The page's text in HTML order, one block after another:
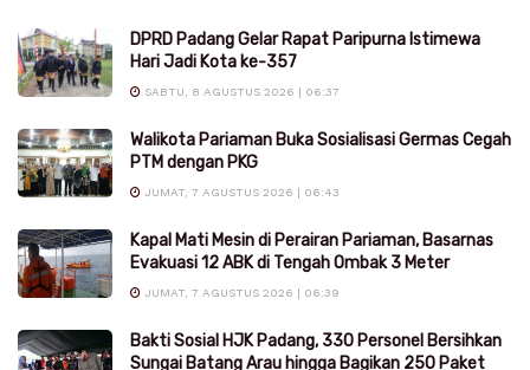
DPRD Padang Gelar Rapat Paripurna Istimewa
Hari Jadi Kota ke-357
SABTU, 8 AGUSTUS 2026 | 06:37
Walikota Pariaman Buka Sosialisasi Germas Cegah
PTM dengan PKG
JUMAT, 7 AGUSTUS 2026 | 06:43
Kapal Mati Mesin di Perairan Pariaman, Basarnas
Evakuasi 12 ABK di Tengah Ombak 3 Meter
JUMAT, 7 AGUSTUS 2026 | 06:39
Bakti Sosial HJK Padang, 330 Personel Bersihkan
Sungai Batang Arau hingga Bagikan 250 Paket